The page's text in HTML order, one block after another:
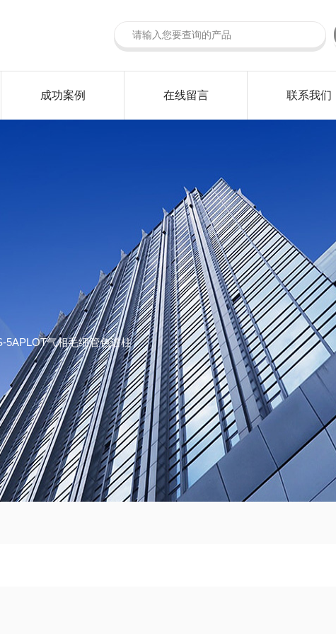
成功案例 在线留言 联系我们
5APLOT气相毛细管色谱柱